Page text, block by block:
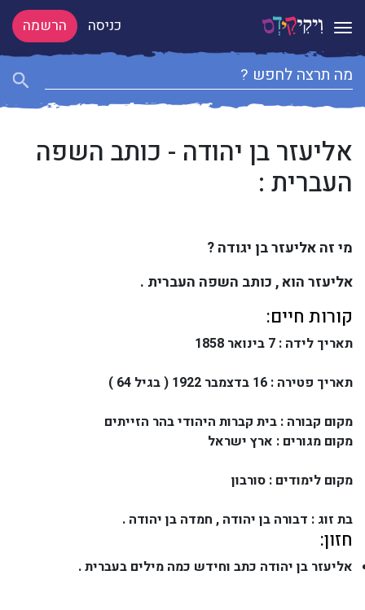
Toggle navigation כניסה הרשמה
אליעזר בן יהודה - כותב השפה
העברית :
מי זה אליעזר בן יגודה ?
אליעזר הוא , כותב השפה העברית .
קורות חיים:
תאריך לידה : 7 בינואר 1858
תאריך פטירה : 16 בדצמבר 1922 ( בגיל 64 )
מקום קבורה : בית קברות היהודי בהר הזייתים
מקום מגורים : ארץ ישראל
מקום לימודים : סורבון
בת זוג : דבורה בן יהודה , חמדה בן יהודה .
חזון:
אליעזר בן יהודה כתב וחידש כמה מילים בעברית .